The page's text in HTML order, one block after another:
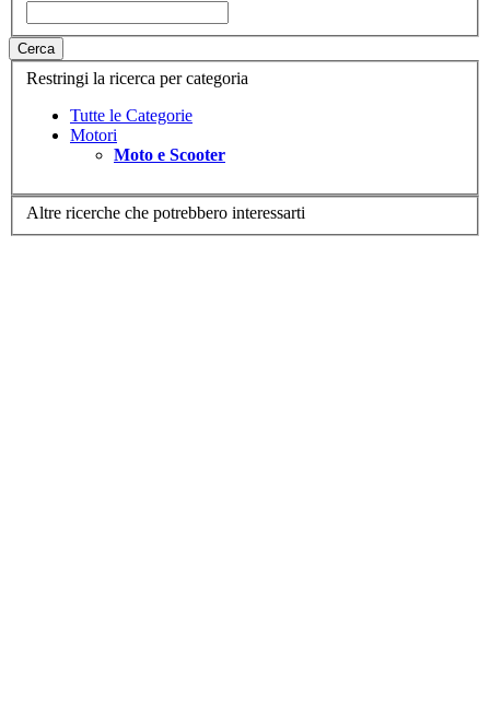
Cerca
Restringi la ricerca per categoria
Tutte le Categorie
Motori
Moto e Scooter
Altre ricerche che potrebbero interessarti